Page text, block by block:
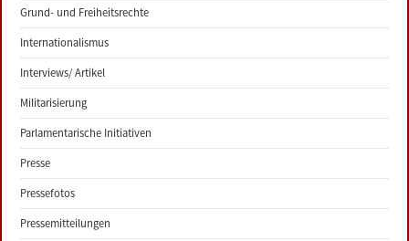
Grund- und Freiheitsrechte
Internationalismus
Interviews/ Artikel
Militarisierung
Parlamentarische Initiativen
Presse
Pressefotos
Pressemitteilungen